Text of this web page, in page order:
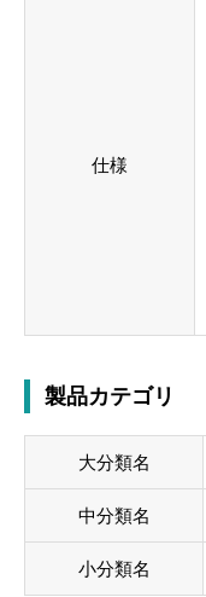
仕様
製品カテゴリ
大分類名
中分類名
小分類名